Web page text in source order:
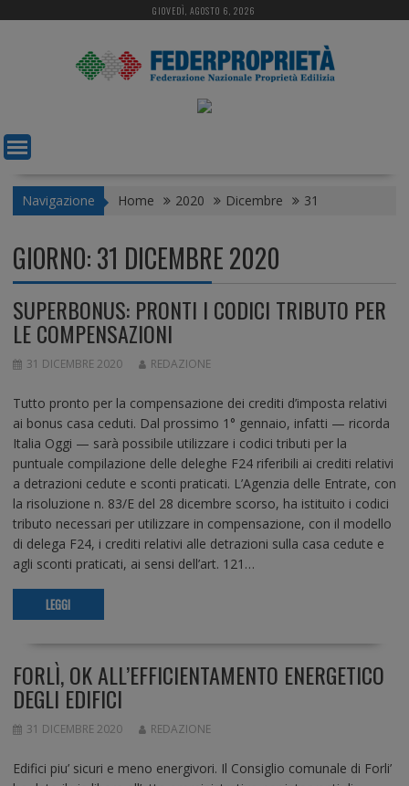
c
o
GIOVEDÌ, AGOSTO 6, 2026
Navigazione Home 2020 Dicembre 31
GIORNO:31 DICEMBRE 2020
SUPERBONUS: PRONTI I CODICI TRIBUTO PER
LE COMPENSAZIONI
31 DICEMBRE 2020 REDAZIONE
Tutto pronto per la compensazione dei crediti d’imposta relativi
ai bonus casa ceduti. Dal prossimo 1° gennaio, infatti — ricorda
Italia Oggi — sarà possibile utilizzare i codici tributi per la
puntuale compilazione delle deleghe F24 riferibili ai crediti relativi
a detrazioni cedute e sconti praticati. L’Agenzia delle Entrate, con
la risoluzione n. 83/E del 28 dicembre scorso, ha istituito i codici
tributo necessari per utilizzare in compensazione, con il modello
di delega F24, i crediti relativi alle detrazioni sulla casa cedute e
agli sconti praticati, ai sensi dell’art. 121…
LEGGI
FORLÌ, OK ALL’EFFICIENTAMENTO ENERGETICO
DEGLI EDIFICI
31 DICEMBRE 2020 REDAZIONE
Edifici piu’ sicuri e meno energivori. Il Consiglio comunale di Forli’